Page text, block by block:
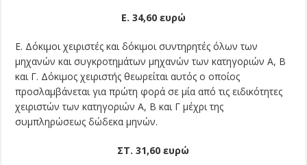
Ε. 34,60 ευρώ
Ε. Δόκιμοι χειριστές και δόκιμοι συντηρητές όλων των
μηχανών και συγκροτημάτων μηχανών των κατηγοριών Α, Β
και Γ. Δόκιμος χειριστής θεωρείται αυτός ο οποίος
προσλαμβάνεται για πρώτη φορά σε μία από τις ειδικότητες
χειριστών των κατηγοριών Α, Β και Γ μέχρι της
συμπληρώσεως δώδεκα μηνών.
ΣΤ. 31,60 ευρώ